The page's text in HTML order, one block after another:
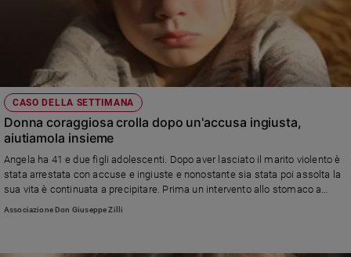
CASO DELLA SETTIMANA
Donna coraggiosa crolla dopo un'accusa ingiusta,
aiutiamola insieme
Angela ha 41 e due figli adolescenti. Dopo aver lasciato il marito violento è
stata arrestata con accuse e ingiuste e nonostante sia stata poi assolta la
sua vita è continuata a precipitare. Prima un intervento allo stomaco a
causa dell'obesità, poi la perdita del lavoro e adesso la preoccupazione di
Associazione Don Giuseppe Zilli